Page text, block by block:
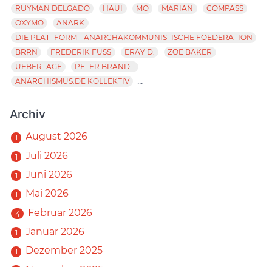
RUYMAN DELGADO
HAUI MO MARIAN
COMPASS
OXYMO
ANARK
DIE PLATTFORM - ANARCHAKOMMUNISTISCHE FOEDERATION
BRRN
FREDERIK FUSS ERAY D.
ZOE BAKER
UEBERTAGE
PETER BRANDT
ANARCHISMUS.DE KOLLEKTIV
...
Archiv
1 August 2026
1 Juli 2026
1 Juni 2026
1 Mai 2026
4 Februar 2026
1 Januar 2026
1 Dezember 2025